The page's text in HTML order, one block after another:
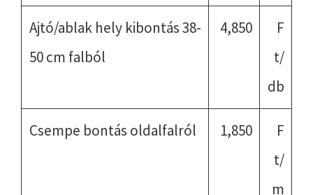
Ajtó/ablak hely kibontás 38-
50 cm falból
4,850
F
t/
db
Csempe bontás oldalfalról 1,850
F
t/
m